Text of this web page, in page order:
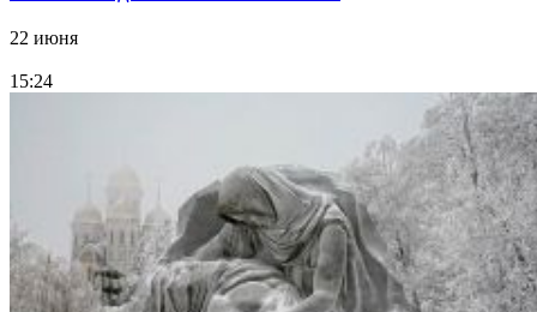
22 июня
15:24